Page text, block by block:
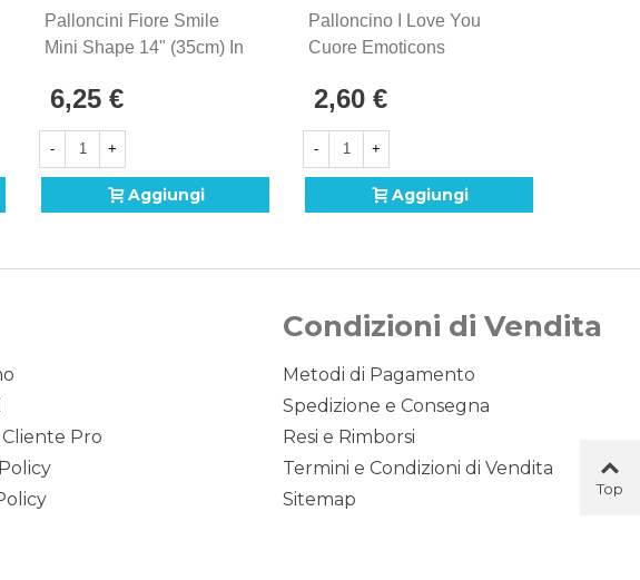
Palloncini Fiore Smile
Mini Shape 14" (35cm) In
6,25 €
- +
Aggiungi
Palloncino I Love You
Cuore Emoticons
(45cm) In Mylar, 1pz.
2,60 €
- +
Aggiungi
Pro
Condizioni di Vendita
Metodi di Pagamento
Spedizione e Consegna
Resi e Rimborsi
Termini e Condizioni di Vendita
Sitemap
Top